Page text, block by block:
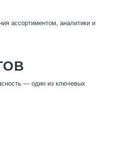
ассортиментом, аналитики и
— один из ключевых